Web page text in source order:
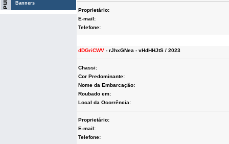
Banners
Proprietário:
E-mail:
Telefone:
dDGriCWV - rJhxGNea - vHdHHJtS / 2023
Chassi:
Cor Predominante:
Nome da Embarcação:
Roubado em:
Local da Ocorrência:
Proprietário:
E-mail:
Telefone: